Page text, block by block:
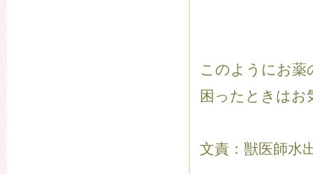
このようにお薬
困ったときはお
文責：獣医師水